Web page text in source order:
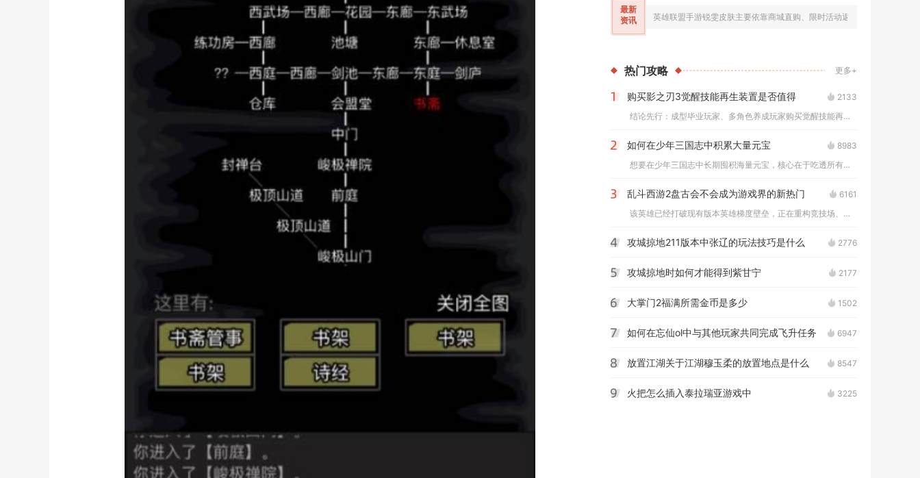
最新
资讯
英雄联盟手游锐雯皮肤主要依靠商城直购、限时活动返场、战利品宝箱
热门攻略 更多+
购买影之刃3觉醒技能再生装置是否值得
2133
结论先行：成型毕业玩家、多角色养成玩家购买觉醒技能再生装置性...
2 如何在少年三国志中积累大量元宝
8983
想要在少年三国志中长期囤积海量元宝，核心在于吃透所有固定产出...
3 乱斗西游2盘古会不会成为游戏界的新热门
6161
该英雄已经打破现有版本英雄梯度壁垒，正在重构竞技场、修罗血战...
4 攻城掠地211版本中张辽的玩法技巧是什么 2776
5 攻城掠地时如何才能得到紫甘宁 2177
6 大掌门2福满所需金币是多少 1502
7 如何在忘仙ol中与其他玩家共同完成飞升任务 6947
8 放置江湖关于江湖穆玉柔的放置地点是什么 8547
9 火把怎么插入泰拉瑞亚游戏中 3225